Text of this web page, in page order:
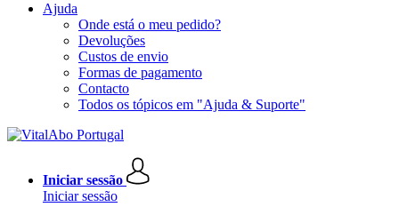
Ajuda
Onde está o meu pedido?
Devoluções
Custos de envio
Formas de pagamento
Contacto
Todos os tópicos em "Ajuda & Suporte"
Iniciar sessão
Iniciar sessão